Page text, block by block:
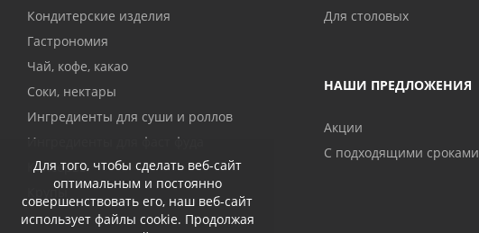
Для того, чтобы сделать веб-сайт
оптимальным и постоянно
совершенствовать его, наш веб-сайт
использует файлы cookie. Продолжая
Кондитерские изделия
Гастрономия
Чай, кофе, какао
Соки, нектары
Ингредиенты для суши и роллов
Ингредиенты для фаст фуда
Консервы
Крупы
Для столовых
НАШИ ПРЕДЛОЖЕНИЯ
Акции
С подходящими сроками